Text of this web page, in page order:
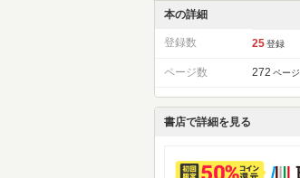
本の詳細
登録数 25 登録
ページ数 272 ページ
書店で詳細を見る